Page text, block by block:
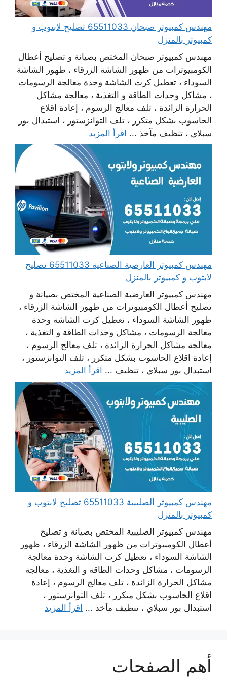
مهندس كمبيوتر صبحان 65511033 تصليح لابتوب و
كمبيوتر بالمنزل
مهندس كمبيوتر صبحان المختص بصيانة و تصليح أعطال
الكومبيوترات من ظهور الشاشة الزرقاء ، ظهور الشاشة
السوداء ، تعطيل كرت الشاشة وحدة معالجة الرسومات
، مشاكل وحدات الطاقة و التغذية ، معالجة مشاكل
الحرارة الزائدة ، تلف معالج الرسوم ، إعادة اقلاع
الحاسوب بشكل متكرر ، تلف التوانزستور ، استبدال بور
سبلاي ، تنظيف مآخذ ... اقرأ المزيد
مهندس كمبيوتر العارضية الصناعية 65511033 تصليح
لابتوب و كمبيوتر بالمنزل
مهندس كمبيوتر العارضية الصناعية المختص بصيانة و
تصليح أعطال الكومبيوترات من ظهور الشاشة الزرقاء ،
ظهور الشاشة السوداء ، تعطيل كرت الشاشة وحدة
معالجة الرسومات ، مشاكل وحدات الطاقة و التغذية ،
معالجة مشاكل الحرارة الزائدة ، تلف معالج الرسوم ،
إعادة اقلاع الحاسوب بشكل متكرر ، تلف التوانزستور ،
استبدال بور سبلاي ، تنظيف ... اقرأ المزيد
مهندس كمبيوتر الصليبية 65511033 تصليح لابتوب و
كمبيوتر بالمنزل
مهندس كمبيوتر الصليبية المختص بصيانة و تصليح
أعطال الكومبيوترات من ظهور الشاشة الزرقاء ، ظهور
الشاشة السوداء ، تعطيل كرت الشاشة وحدة معالجة
الرسومات ، مشاكل وحدات الطاقة و التغذية ، معالجة
مشاكل الحرارة الزائدة ، تلف معالج الرسوم ، إعادة
اقلاع الحاسوب بشكل متكرر ، تلف التوانزستور ،
استبدال بور سبلاي ، تنظيف مآخذ ... اقرأ المزيد
أهم الصفحات